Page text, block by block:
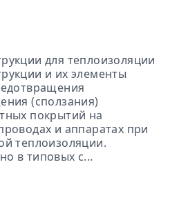
для теплоизоляции
и их элементы
(сползания)
покрытий на
и аппаратах при
теплоизоляции.
в типовых с...